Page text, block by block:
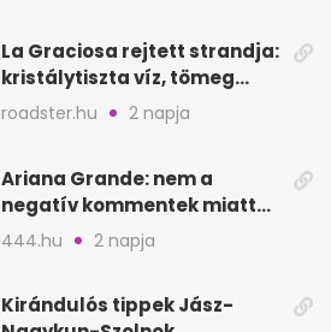
La Graciosa rejtett strandja:
kristálytiszta víz, tömeg
nélkül
roadster.hu 2 napja
Ariana Grande: nem a
negatív kommentek miatt
vonul vissza
444.hu 2 napja
Kirándulós tippek Jász-